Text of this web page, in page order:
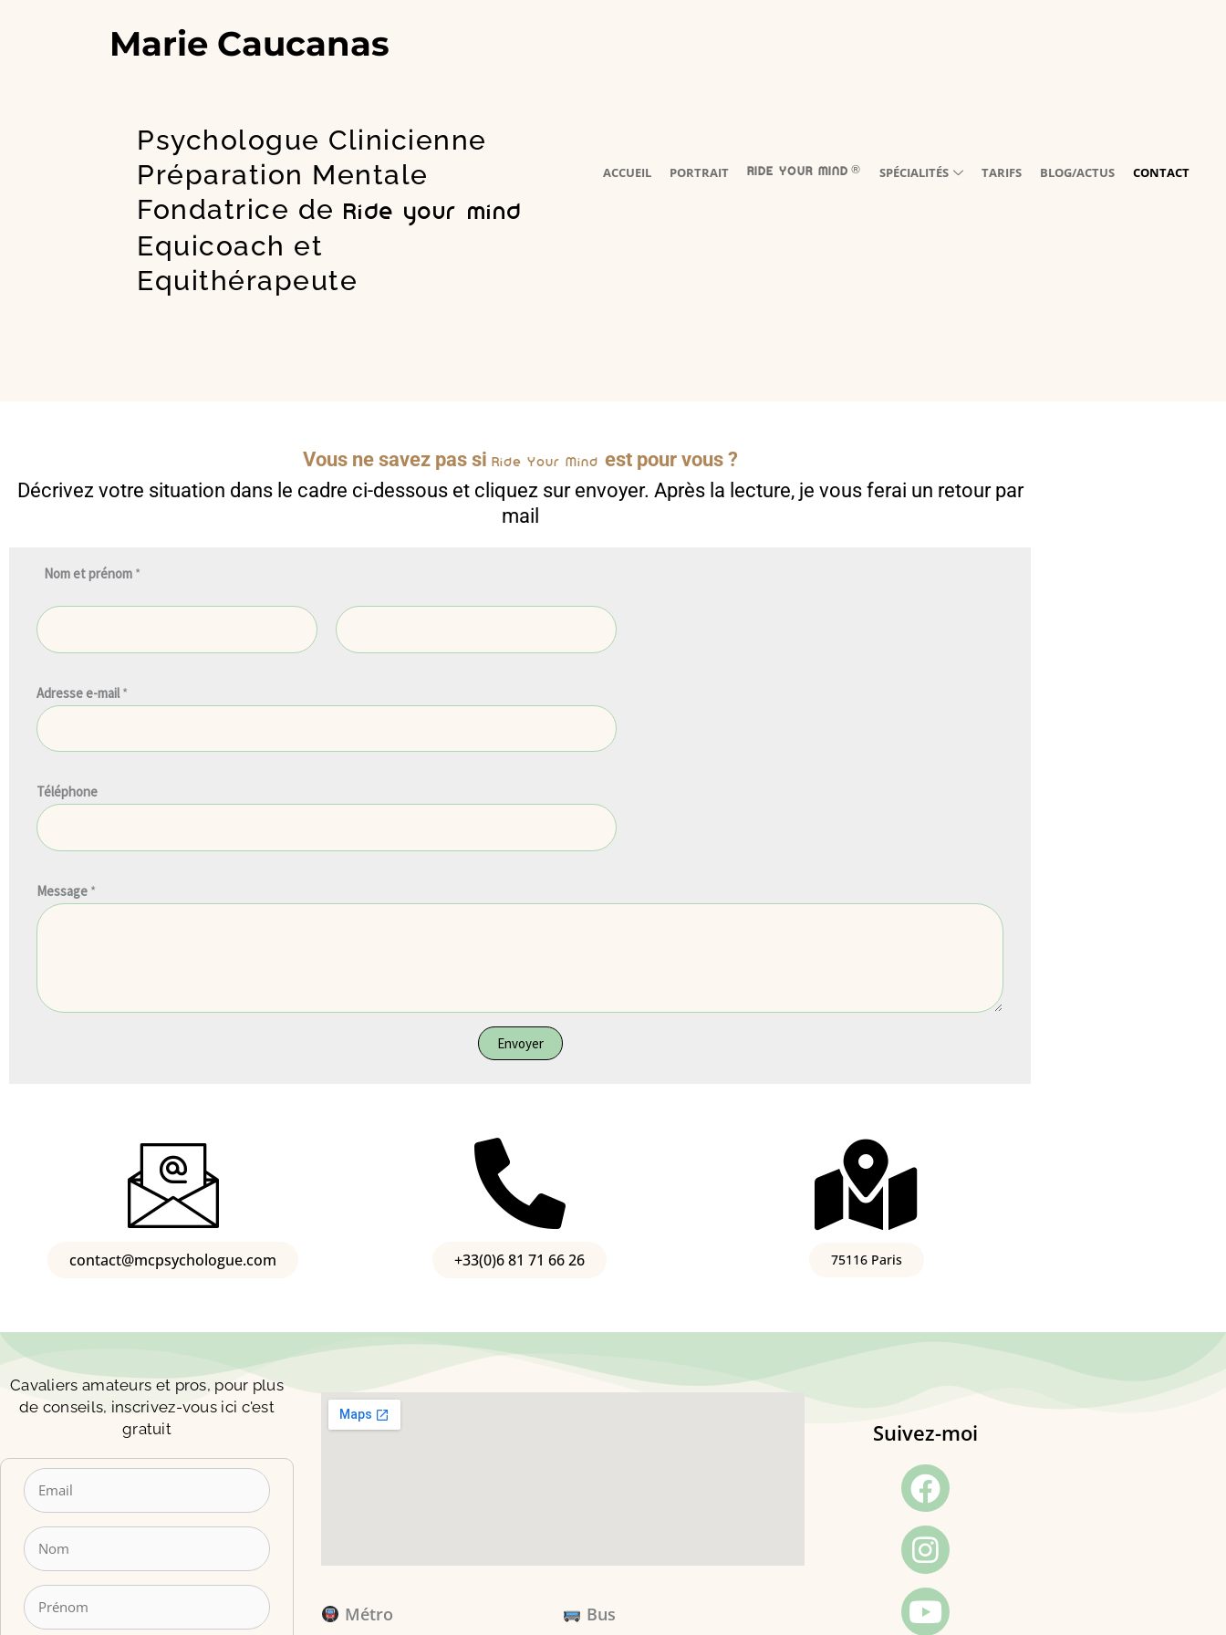
Marie Caucanas
Psychologue Clinicienne
Préparation Mentale
Fondatrice de Ride your mind
Equicoach et
Equithérapeute
ACCUEIL PORTRAIT RIDE YOUR MIND ®️ SPÉCIALITÉS TARIFS BLOG/ACTUS CONTACT
Vous ne savez pas si Ride Your Mind est pour vous ?
Décrivez votre situation dans le cadre ci-dessous et cliquez sur envoyer. Après la lecture, je vous ferai un retour par
mail
Nom et prénom *
Adresse e-mail*
Téléphone
Message *
Envoyer
contact@mcpsychologue.com +33(0)6 81 71 66 26 75116 Paris
Cavaliers amateurs et pros, pour plus
de conseils, inscrivez-vous ici c'est
gratuit
Métro Bus
Suivez-moi
Facebook
Instagram
Youtube
Linkedin